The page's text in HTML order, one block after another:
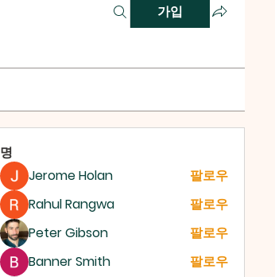
가입
명
Jerome Holan
팔로우
Rahul Rangwa
팔로우
Peter Gibson
팔로우
Banner Smith
팔로우